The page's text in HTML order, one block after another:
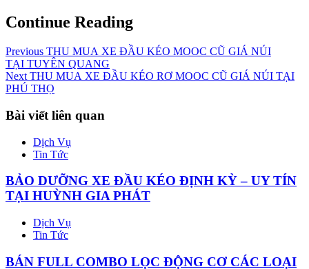
Continue Reading
Previous THU MUA XE ĐẦU KÉO MOOC CŨ GIÁ NÚI
TẠI TUYÊN QUANG
Next THU MUA XE ĐẦU KÉO RƠ MOOC CŨ GIÁ NÚI TẠI
PHÚ THỌ
Bài viết liên quan
Dịch Vụ
Tin Tức
BẢO DƯỠNG XE ĐẦU KÉO ĐỊNH KỲ – UY TÍN
TẠI HUỲNH GIA PHÁT
Dịch Vụ
Tin Tức
BÁN FULL COMBO LỌC ĐỘNG CƠ CÁC LOẠI